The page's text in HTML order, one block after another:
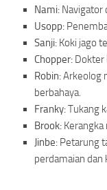
Nami: Navigator
Usopp:
Sanji: Koki jago
Chopper: Dokter
Robin:Arkeolog
berbahaya.
Franky:Tukang
Brook:
Jinbe: Petarung
perdamaian dan